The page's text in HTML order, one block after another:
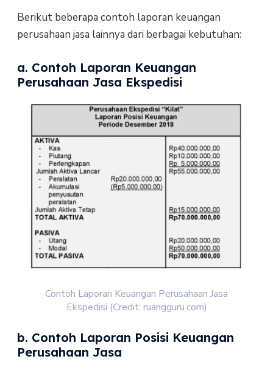
Berikut beberapa contoh laporan keuangan
perusahaan jasa lainnya dari berbagai kebutuhan:
a. Contoh Laporan Keuangan
Perusahaan Jasa Ekspedisi
Contoh Laporan Keuangan Perusahaan Jasa
Ekspedisi (Credit: ruangguru.com)
b. Contoh Laporan Posisi Keuangan
Perusahaan Jasa